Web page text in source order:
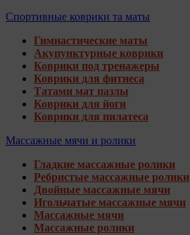
Спортивные коврики та маты
Гимнастические маты
Акупунктурные коврики
Коврики под тренажеры
Коврики для фитнеса
Татами мат пазлы
Коврики для йоги
Коврики для пилатеса
Массажные мячи и ролики
Гладкие массажные ролики
Ребристые массажные ролики
Двойные массажные мячи
Игольчатые массажные мячи
Массажные мячи
Массажные ролики